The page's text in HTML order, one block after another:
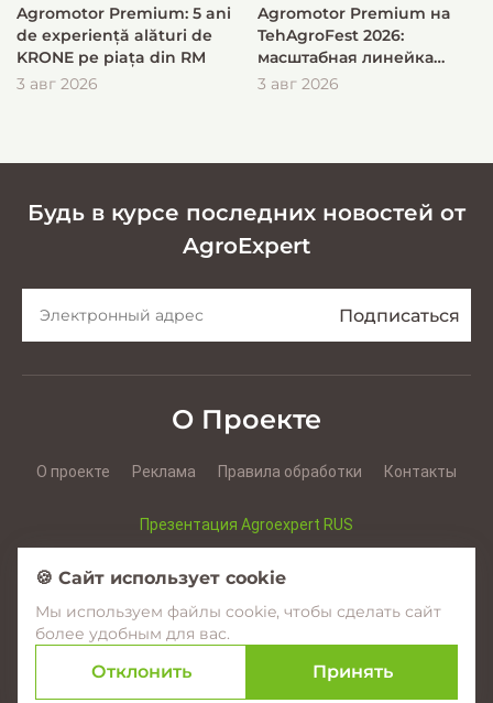
Agromotor Premium: 5 ani
de experiență alături de
KRONE pe piața din RM
3 авг 2026
Agromotor Premium на
TehAgroFest 2026:
масштабная линейка
KRONE для быстрой и
3 авг 2026
Будь в курсе последних новостей от
AgroExpert
О Проекте
О проекте Реклама Правила обработки Контакты
Презентация Agroexpert RUS
Facebook YouTube Instagram
© 2017–2026 Agroexpert.md
🍪 Сайт использует cookie
Мы используем файлы cookie, чтобы сделать сайт
более удобным для вас.
Отклонить Принять